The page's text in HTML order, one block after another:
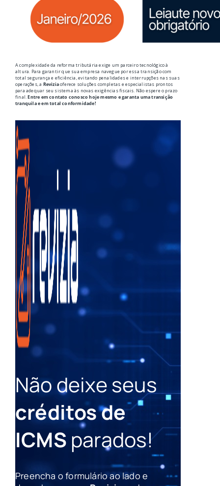
A complexidade da reforma tributária exige um parceiro tecnológico à
altura. Para garantir que sua empresa navegue por essa transição com
total segurança e eficiência, evitando penalidades e interrupções nas suas
operações, a Reviziaoferece soluções completas e especialistas prontos
para adequar seu sistema às novas exigências fiscais. Não espere o prazo
final.Entre em contato conosco hoje mesmo e garanta uma transição
tranquila e em total conformidade!
Não deixe seus
créditos de
ICMSparados!
Preencha o formulário ao lado e